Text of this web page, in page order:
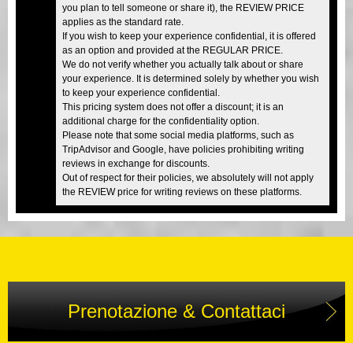
you plan to tell someone or share it), the REVIEW PRICE
applies as the standard rate.
If you wish to keep your experience confidential, it is offered
as an option and provided at the REGULAR PRICE.
We do not verify whether you actually talk about or share
your experience. It is determined solely by whether you wish
to keep your experience confidential.
This pricing system does not offer a discount; it is an
additional charge for the confidentiality option.
Please note that some social media platforms, such as
TripAdvisor and Google, have policies prohibiting writing
reviews in exchange for discounts.
Out of respect for their policies, we absolutely will not apply
the REVIEW price for writing reviews on these platforms.
Prenotazione & Contattaci